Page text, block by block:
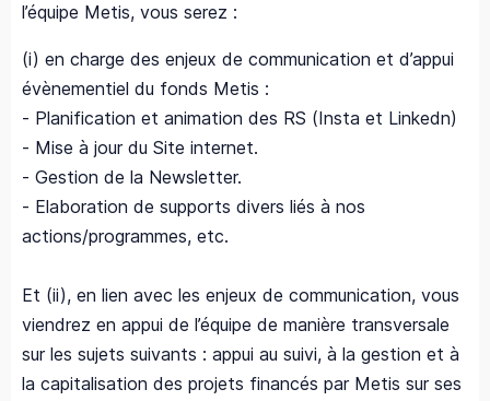
l’équipe Metis, vous serez :
(i) en charge des enjeux de communication et d’appui
évènementiel du fonds Metis :
- Planification et animation des RS (Insta et Linkedn)
- Mise à jour du Site internet.
- Gestion de la Newsletter.
- Elaboration de supports divers liés à nos
actions/programmes, etc.
Et (ii), en lien avec les enjeux de communication, vous
viendrez en appui de l’équipe de manière transversale
sur les sujets suivants : appui au suivi, à la gestion et à
la capitalisation des projets financés par Metis sur ses